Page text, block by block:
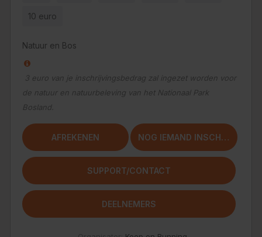
10 euro
Natuur en Bos
3 euro van je inschrijvingsbedrag zal ingezet worden voor
de natuur en natuurbeleving van het Nationaal Park
Bosland.